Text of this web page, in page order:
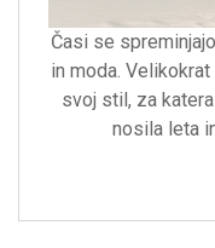
Časi se
in moda.
svoj stil, za
nosila leta